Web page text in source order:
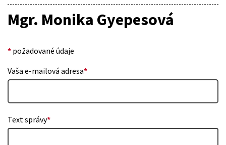
Mgr. Monika Gyepesová
* požadované údaje
Vaša e-mailová adresa*
Text správy*